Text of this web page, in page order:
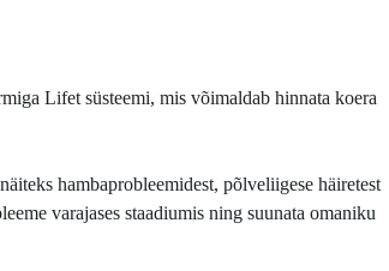
Lifet süsteemi, mis võimaldab hinnata koera
hambaprobleemidest, põlveliigese häiretest
varajases staadiumis ning suunata omaniku